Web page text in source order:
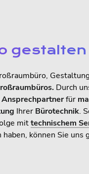
Durch
für
Ihrer Bürotechnik.
mittechnischem
können Sie